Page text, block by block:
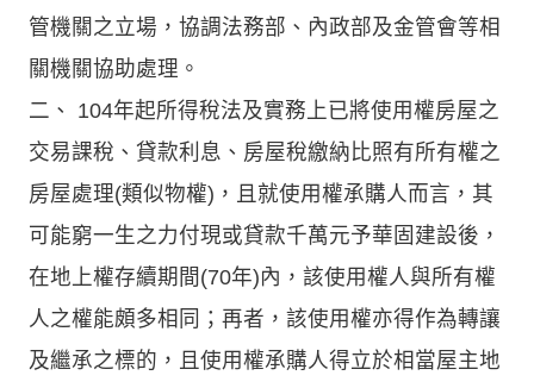
管機關之立場，協調法務部、內政部及金管會等相
關機關協助處理。
二、 104年起所得稅法及實務上已將使用權房屋之
交易課稅、貸款利息、房屋稅繳納比照有所有權之
房屋處理(類似物權)，且就使用權承購人而言，其
可能窮一生之力付現或貸款千萬元予華固建設後，
在地上權存續期間(70年)內，該使用權人與所有權
人之權能頗多相同；再者，該使用權亦得作為轉讓
及繼承之標的，且使用權承購人得立於相當屋主地